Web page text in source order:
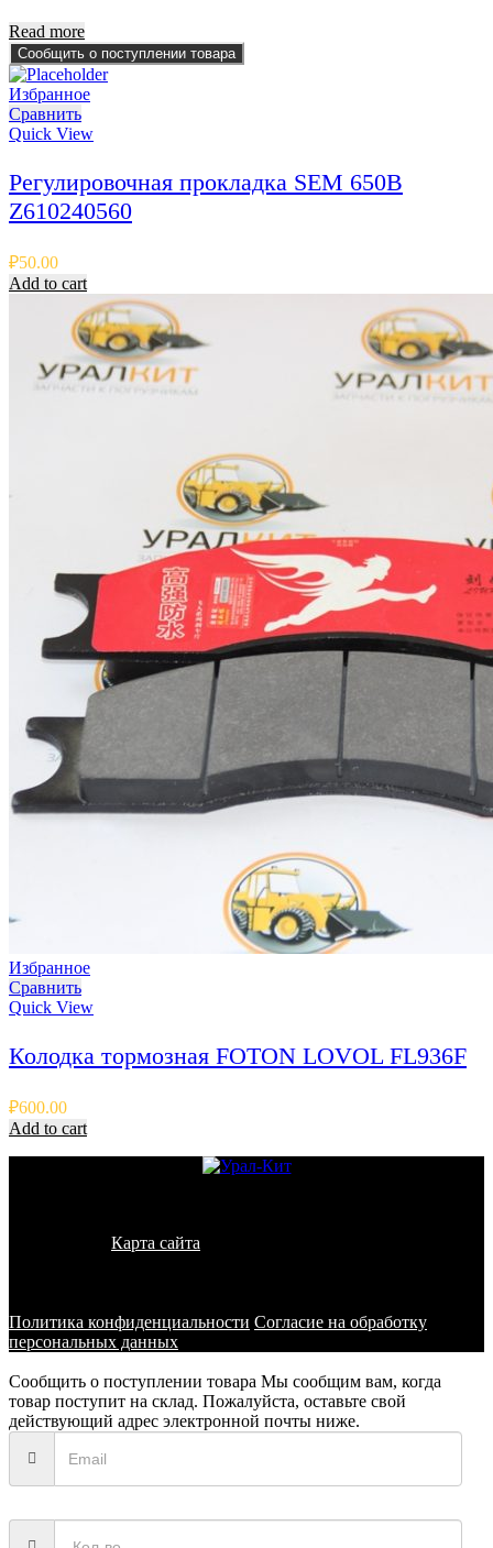
Read more
Сообщить о поступлении товара
Избранное
Сравнить
Quick View
Регулировочная прокладка SEM 650B
Z610240560
₽50.00
Add to cart
Избранное
Сравнить
Quick View
Колодка тормозная FOTON LOVOL FL936F
₽600.00
Add to cart
Карта сайта
Политика конфиденциальности Согласие на обработку
персональных данных
Сообщить о поступлении товара Мы сообщим вам, когда
товар поступит на склад. Пожалуйста, оставьте свой
действующий адрес электронной почты ниже.